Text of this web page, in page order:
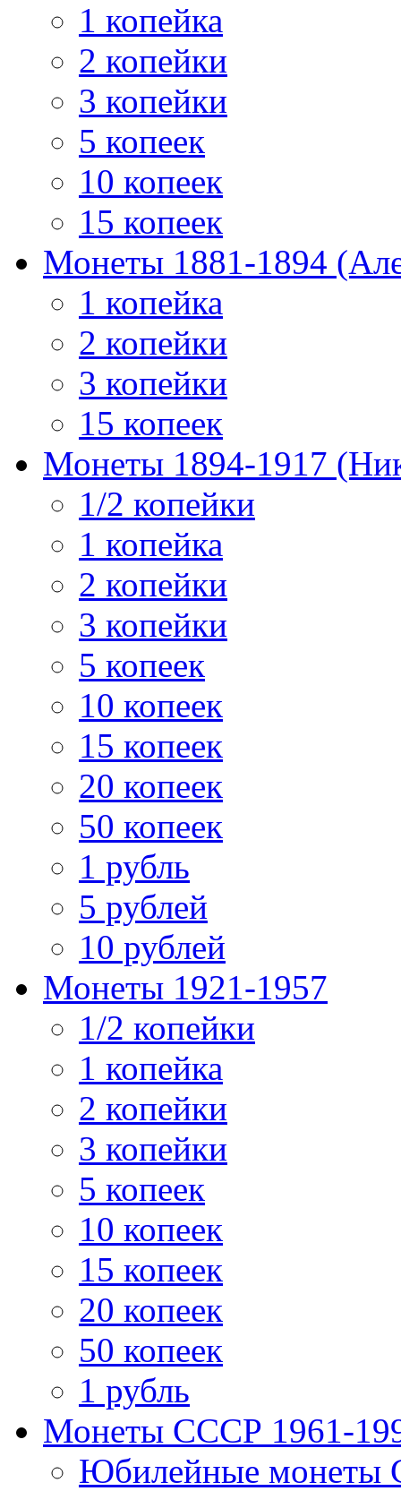
1 копейка
2 копейки
3 копейки
5 копеек
10 копеек
15 копеек
Монеты 1881-1894
1 копейка
2 копейки
3 копейки
15 копеек
Монеты 1894-1917
1/2 копейки
1 копейка
2 копейки
3 копейки
5 копеек
10 копеек
15 копеек
20 копеек
50 копеек
1 рубль
5 рублей
10 рублей
Монеты 1921-1957
1/2 копейки
1 копейка
2 копейки
3 копейки
5 копеек
10 копеек
15 копеек
20 копеек
50 копеек
1 рубль
Монеты СССР 1961-
Юбилейные монеты